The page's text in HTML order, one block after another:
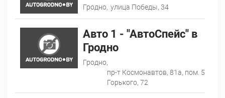
Гродно, улица Победы, 34
Авто 1 - "АвтоСпейс" в
Гродно
Гродно,
пр-т Космонавтов, 81а, пом. 5
Горького, 72